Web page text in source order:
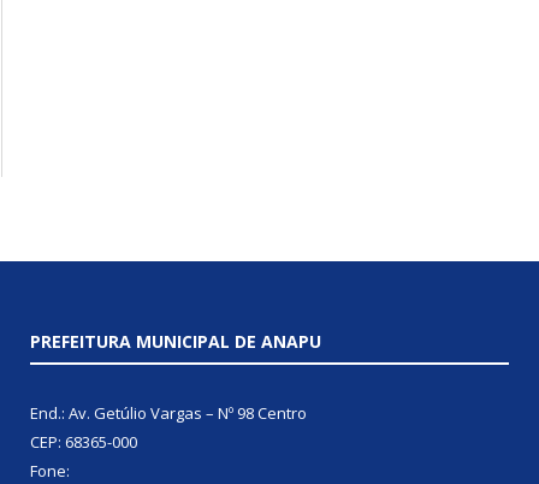
PREFEITURA MUNICIPAL DE ANAPU
End.: Av. Getúlio Vargas – Nº 98 Centro
CEP: 68365-000
Fone: